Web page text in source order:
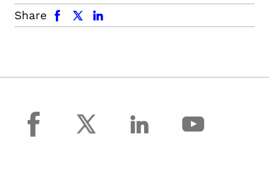
Share
facebook x.com linkedin
facebook